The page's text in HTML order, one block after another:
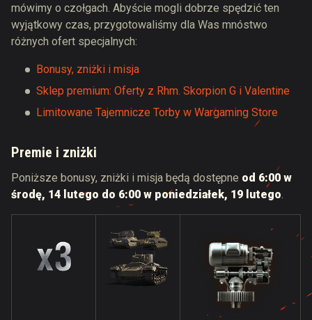
mówimy o czołgach. Abyście mogli dobrze spędzić ten
wyjątkowy czas, przygotowaliśmy dla Was mnóstwo
różnych ofert specjalnych:
Bonusy, zniżki i misja
Sklep premium: Oferty z Rhm. Skorpion G i Valentine
Limitowane Tajemnicze Torby w Wargaming Store
Premie i zniżki
Poniższe bonusy, zniżki i misja będą dostępne od 6:00 w
środę, 14 lutego do 6:00 w poniedziałek, 19 lutego.